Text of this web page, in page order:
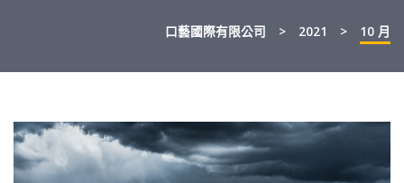
口藝國際有限公司 > 2021 > 10 月